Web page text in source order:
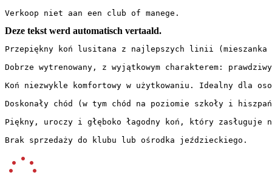
Verkoop niet aan een club of manege.
Deze tekst werd automatisch vertaald.
Przepiękny koń lusitana z najlepszych linii (mieszanka
Dobrze wytrenowany, z wyjątkowym charakterem:
Koń niezwykle komfortowy w użytkowaniu. Idealny dla
Doskonały chód (w tym chód na poziomie szkoły i
Piękny, uroczy i głęboko łagodny koń, który zasługuje
Brak sprzedaży do klubu lub ośrodka jeździeckiego.